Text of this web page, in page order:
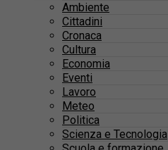
Ambiente
Cittadini
Cronaca
Cultura
Economia
Eventi
Lavoro
Meteo
Politica
Scienza e Tecnologia